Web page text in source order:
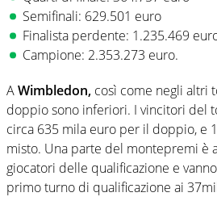
Semifinali: 629.501 euro
Finalista perdente: 1.235.469
Campione: 2.353.273 euro.
AWimbledon, così come negli altri
doppio sono inferiori. I vincitori del
circa 635 mila euro per il doppio, e
misto. Una parte del montepremi è
giocatori delle qualificazione e
primo turno di qualificazione ai